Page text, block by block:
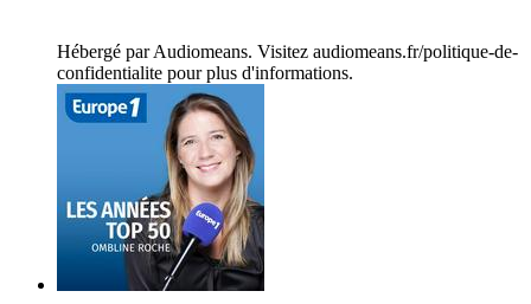
Hébergé par Audiomeans. Visitez audiomeans.fr/politique-de-
confidentialite pour plus d'informations.